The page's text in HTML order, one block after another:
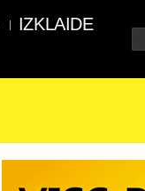
IZKLAIDE